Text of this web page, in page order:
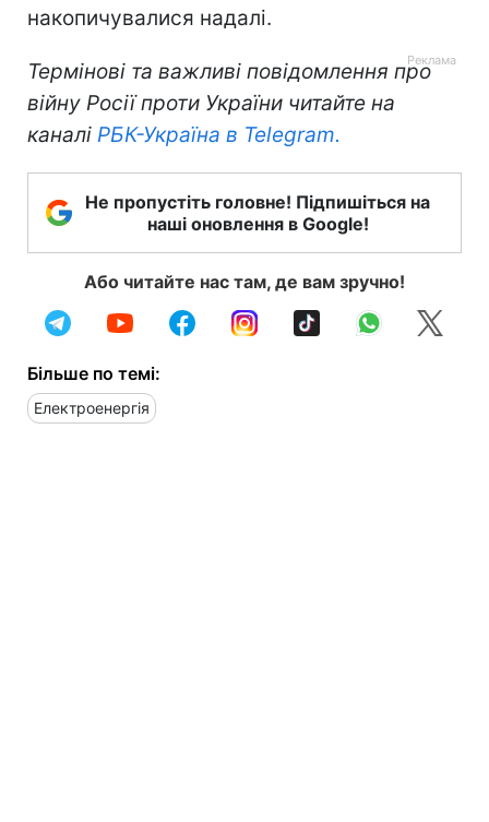
накопичувалися надалі.
Термінові та важливі повідомлення про
війну Росії проти України читайте на
каналі РБК-Україна в Telegram.
Не пропустіть головне! Підпишіться на
наші оновлення в Google!
Або читайте нас там, де вам зручно!
Більше по темі:
Електроенергія